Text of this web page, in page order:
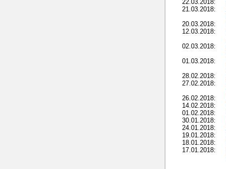
22.03.2018:
21.03.2018:
20.03.2018:
12.03.2018:
02.03.2018:
01.03.2018:
28.02.2018:
27.02.2018:
26.02.2018:
14.02.2018:
01.02.2018:
30.01.2018:
24.01.2018:
19.01.2018:
18.01.2018:
17.01.2018: